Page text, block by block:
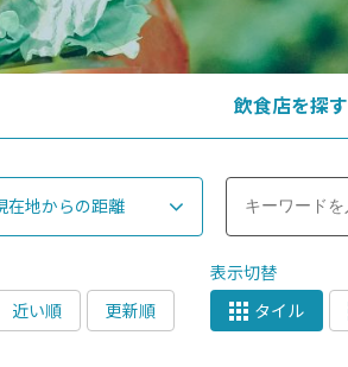
飲食店を探す
在地からの距離
近い順 更新順
表示切替
タイル